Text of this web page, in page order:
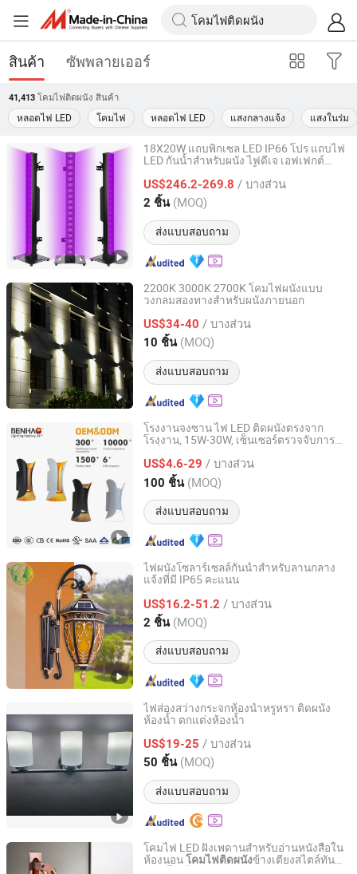
สินค้า ซัพพลายเออร์
41,413 โคมไฟติดผนัง สินค้า
หลอดไฟ LED โคมไฟ หลอดไฟ LED แสงกลางแจ้ง แสงในร่ม
18X20W แถบพิกเซล LED IP66 โปร แถบไฟ
LED กันน้ำสำหรับผนัง ไฟดีเจ เอฟเฟกต์
US$246.2-269.8 / บางส่วน
2 ชิ้น (MOQ)
ส่งแบบสอบถาม
Mars Stage Lighting & Audio Equipment Co., Ltd.
Guangdong, China อัตราจาก 2025
2200K 3000K 2700K โคมไฟผนังแบบ
วงกลมสองทางสำหรับผนังภายนอก
US$34-40 / บางส่วน
10 ชิ้น (MOQ)
ส่งแบบสอบถาม
GUANGZHOU JINGMING LIGHING TECHNOLOGY CO.,LTD.
Guangdong, China อัตราจาก 2022
โรงงานจงซาน ไฟ LED ติดผนังตรงจาก
โรงงาน, 15W-30W, เซ็นเซอร์ตรวจจับการ
US$4.6-29 / บางส่วน
100 ชิ้น (MOQ)
ส่งแบบสอบถาม
Guangdong Benhao Trading Co., Ltd.
Guangdong, China อัตราจาก 2022
ไฟผนังโซลาร์เซลล์กันน้ำสำหรับลานกลาง
แจ้งที่มี IP65 คะแนน
US$16.2-51.2 / บางส่วน
2 ชิ้น (MOQ)
ส่งแบบสอบถาม
Zhongshan Deng Zong Guan Lighting Co., Ltd.
Guangdong, China อัตราจาก 2025
ไฟส่องสว่างกระจกห้องน้ำหรูหรา ติดผนัง
ห้องน้ำ ตกแต่งห้องน้ำ
US$19-25 / บางส่วน
50 ชิ้น (MOQ)
ส่งแบบสอบถาม
Zhongshan Greaton Lighting Technology Co., Ltd.
Guangdong, China อัตราจาก 2023
โคมไฟ LED ฝังเพดานสำหรับอ่านหนังสือใน
ห้องนอนโคมไฟติดผนังข้างเตียงสไตล์ทัน
Zhejiang Efon Lighting Co., Ltd.